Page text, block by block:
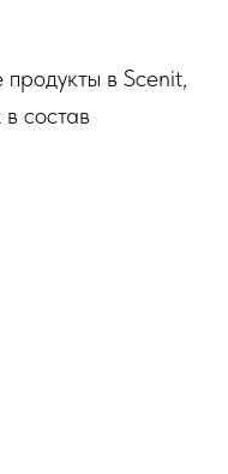
в Scenit,
состав